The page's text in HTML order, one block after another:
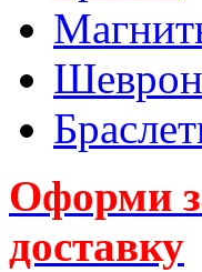
Оформи
доставку